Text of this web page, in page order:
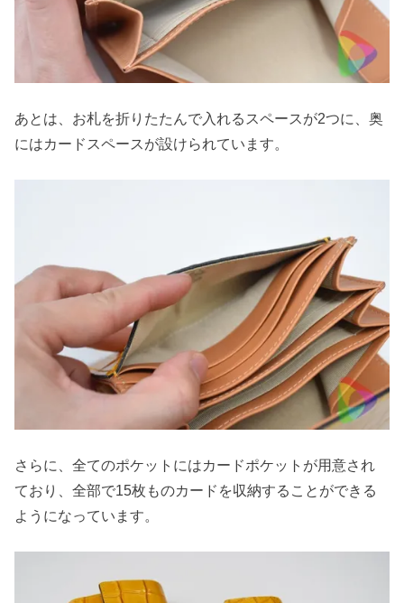
あとは、お札を折りたたんで入れるスペースが2つに、奥
にはカードスペースが設けられています。
さらに、全てのポケットにはカードポケットが用意され
ており、全部で15枚ものカードを収納することができる
ようになっています。